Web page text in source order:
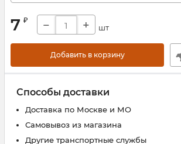
7 ₽ − + шт
Добавить в корзину
Способы доставки
Доставка по Москве и МО
Самовывоз из магазина
Другие транспортные службы